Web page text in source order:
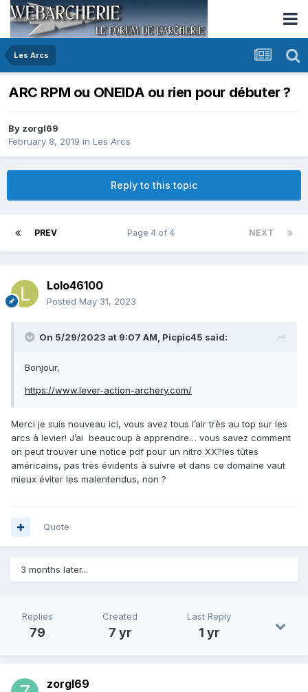
Les Arcs
ARC RPM ou ONEIDA ou rien pour débuter ?
By zorgl69
February 8, 2019 in Les Arcs
Reply to this topic
PREV NEXT
Page 4 of 4
Lolo46100
Posted May 31, 2023
On 5/29/2023 at 9:07 AM, Picpic45 said:
Bonjour,
https://www.lever-action-archery.com/
Merci je suis nouveau ici, vous avez tous l’air très au top sur les
arcs à levier! J’ai beaucoup à apprendre… vous savez comment
on peut trouver une notice pdf pour un nitro XX?les tûtes
américains, pas très évidents à suivre et dans ce domaine vaut
mieux éviter les malentendus, non ?
Quote
3 months later...
Replies
79
Created
7 yr
Last Reply
1 yr
zorgl69